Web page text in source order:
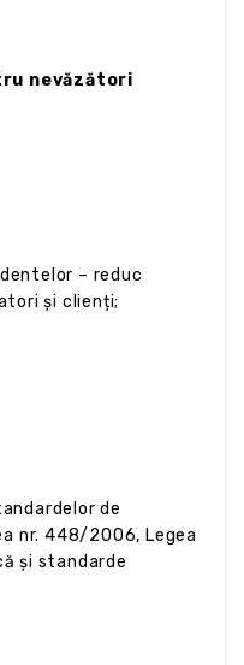
nevăzători
– reduc
și clienți;
de
nr. 448/2006, Legea
și standarde